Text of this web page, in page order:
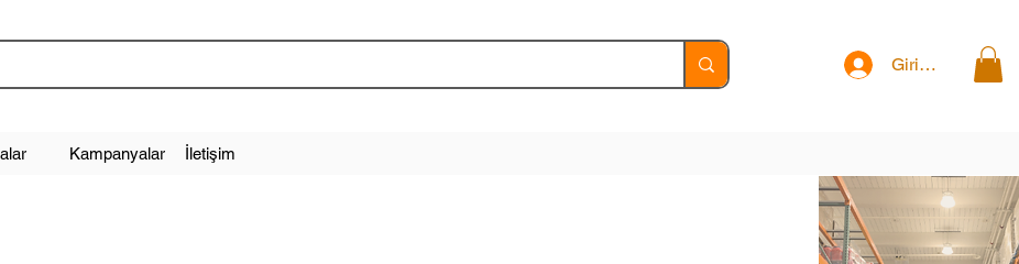
Giriş Yap
Kampanyalar İletişim